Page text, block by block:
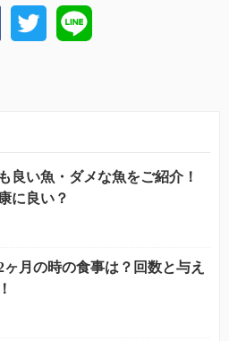
良い魚・ダメな魚をご紹介！
に良い？
月の時の食事は？回数と与え